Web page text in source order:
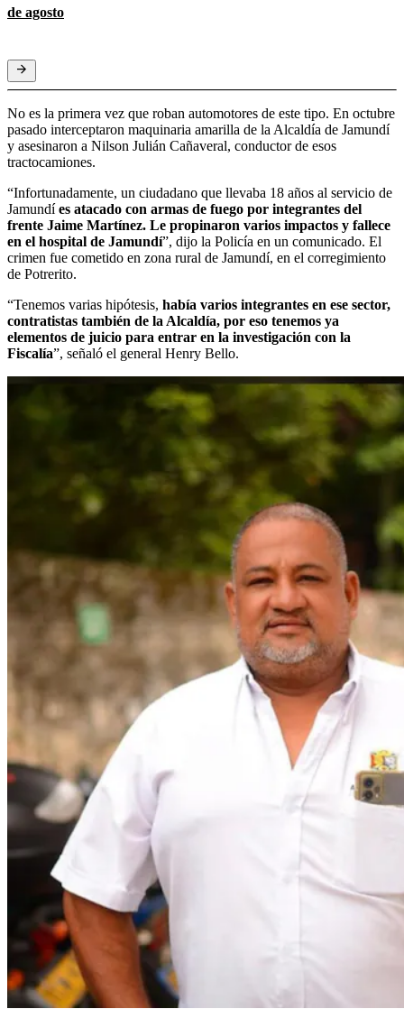
de agosto
No es la primera vez que roban automotores de este tipo. En octubre
pasado interceptaron maquinaria amarilla de la Alcaldía de Jamundí
y asesinaron a Nilson Julián Cañaveral, conductor de esos
tractocamiones.
“Infortunadamente, un ciudadano que llevaba 18 años al servicio de
Jamundíes atacado con armas de fuego por integrantes del
frente Jaime Martínez. Le propinaron varios impactos y fallece
en el hospital de Jamundí”, dijo la Policía en un comunicado. El
crimen fue cometido en zona rural de Jamundí, en el corregimiento
de Potrerito.
“Tenemos varias hipótesis, había varios integrantes en ese sector,
contratistas también de la Alcaldía, por eso tenemos ya
elementos de juicio para entrar en la investigación con la
Fiscalía”, señaló el general Henry Bello.